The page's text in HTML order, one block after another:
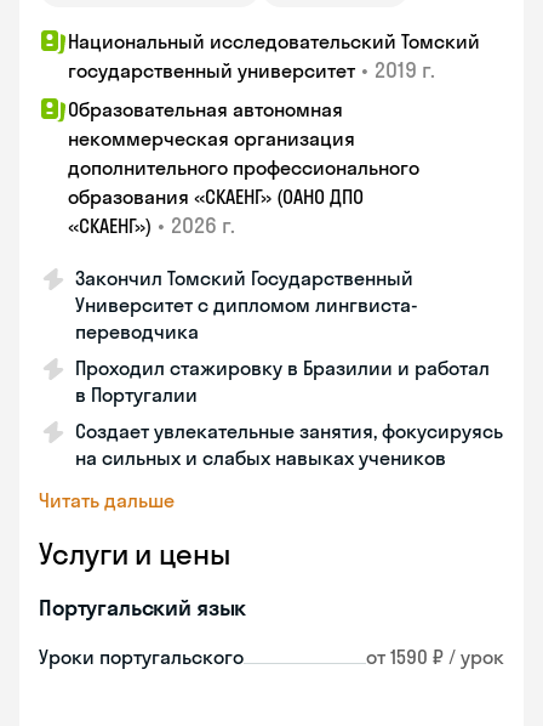
Национальный исследовательский Томский
государственный университет • 2019 г.
Образовательная автономная
некоммерческая организация
дополнительного профессионального
образования «СКАЕНГ» (ОАНО ДПО
«СКАЕНГ») • 2026 г.
Закончил Томский Государственный
Университет с дипломом лингвиста-
переводчика
Проходил стажировку в Бразилии и работал
в Португалии
Создает увлекательные занятия, фокусируясь
на сильных и слабых навыках учеников
Читать дальше
Услуги и цены
Португальский язык
Уроки португальского от 1590 ₽ / урок